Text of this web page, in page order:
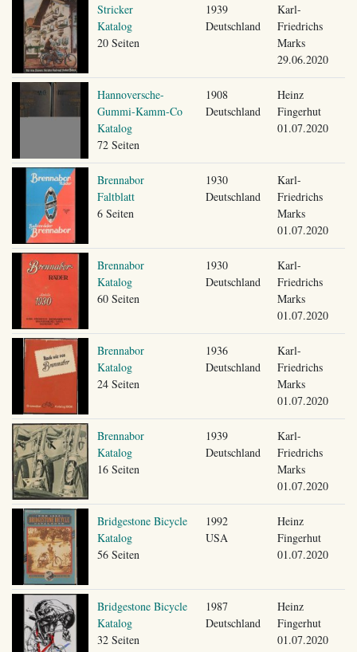
Stricker
Katalog
20 Seiten
1939
Deutschland
Karl-
Friedrichs
Marks
29.06.2020
Hannoversche-
Gummi-Kamm-Co
Katalog
72 Seiten
1908
Deutschland
Heinz
Fingerhut
01.07.2020
Brennabor
Faltblatt
6 Seiten
1930
Deutschland
Karl-
Friedrichs
Marks
01.07.2020
Brennabor
Katalog
60 Seiten
1930
Deutschland
Karl-
Friedrichs
Marks
01.07.2020
Brennabor
Katalog
24 Seiten
1936
Deutschland
Karl-
Friedrichs
Marks
01.07.2020
Brennabor
Katalog
16 Seiten
1939
Deutschland
Karl-
Friedrichs
Marks
01.07.2020
Bridgestone Bicycle
Katalog
56 Seiten
1992
USA
Heinz
Fingerhut
01.07.2020
Bridgestone Bicycle
Katalog
32 Seiten
1987
Deutschland
Heinz
Fingerhut
01.07.2020